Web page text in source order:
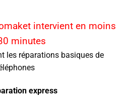
intervient en moins
minutes
les réparations basiques de
express